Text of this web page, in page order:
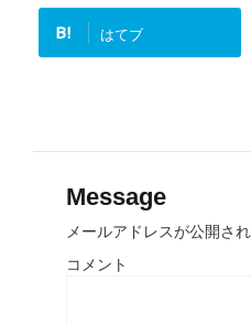
B! はてブ
Message
メールアドレスが公開さ
コメント